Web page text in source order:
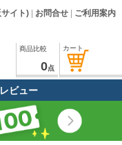
イト) お問合せ ご利用案内
カート
商品比較
0点
ビュー